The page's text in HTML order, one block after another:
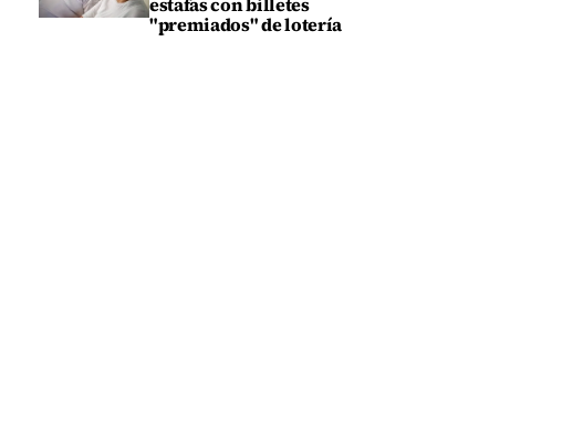
"premiados" de lotería